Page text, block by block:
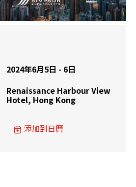
2024年6月5日 - 6日
Renaissance Harbour View
Hotel, Hong Kong
添加到日曆